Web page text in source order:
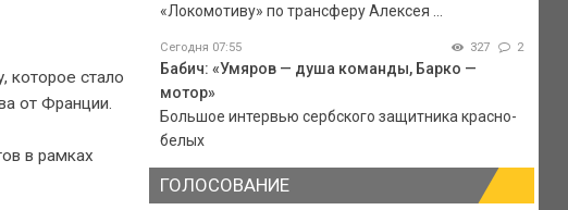
которое стало
от Франции.
в рамках
«Локомотиву» по трансферу Алексея ...
Сегодня 07:55 327 2
Бабич: «Умяров — душа команды, Барко —
мотор»
Большое интервью сербского защитника красно-
белых
ГОЛОСОВАНИЕ